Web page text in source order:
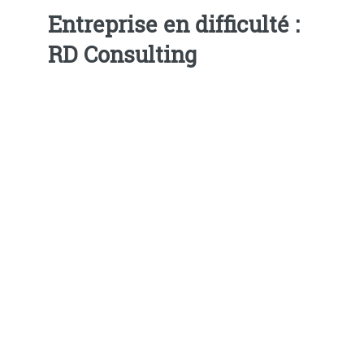
Entreprise en difficulté :
RD Consulting